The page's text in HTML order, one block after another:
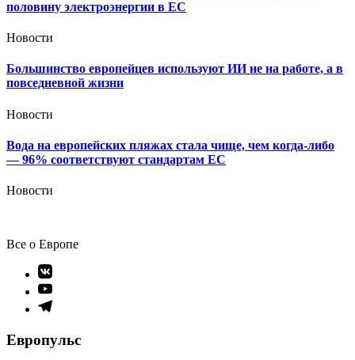
половину электроэнергии в ЕС
Новости
Большинство европейцев используют ИИ не на работе, а в
повседневной жизни
Новости
Вода на европейских пляжах стала чище, чем когда-либо
— 96% соответствуют стандартам ЕС
Новости
Все о Европе
Элемент
меню
Элемент
меню
Элемент
Европульс